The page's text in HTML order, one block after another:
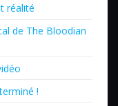
réalité
de The Bloodian
!